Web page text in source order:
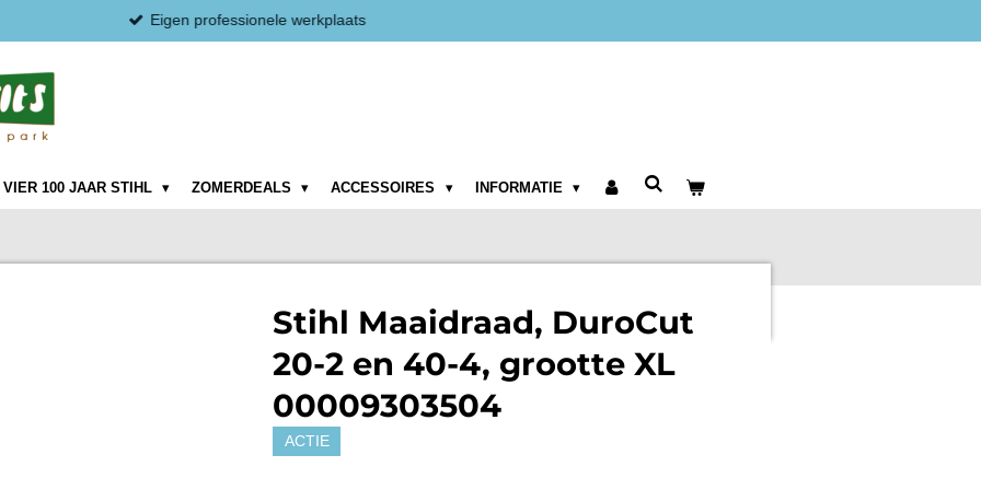
Eigen professionele werkplaats
VIER 100 JAAR STIHL ZOMERDEALS ACCESSOIRES INFORMATIE
Stihl Maaidraad, DuroCut
20-2 en 40-4, grootte XL
00009303504
ACTIE